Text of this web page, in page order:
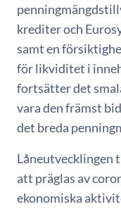
krediter och
samt en
för likviditet i
fortsätter det
vara den främst
det breda
Låneutvecklingen
att präglas av
ekonomiska